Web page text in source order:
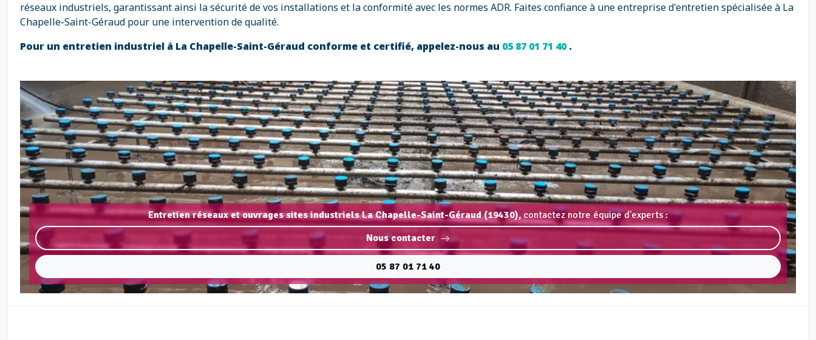
réseaux industriels, garantissant ainsi la sécurité de vos installations et la conformité avec les normes ADR. Faites confiance à une entreprise d'entretien spécialisée à La
Chapelle-Saint-Géraud pour une intervention de qualité.
Pour un entretien industriel à La Chapelle-Saint-Géraud conforme et certifié, appelez-nous au 05 87 01 71 40.
Entretien réseaux et ouvrages sites industriels La Chapelle-Saint-Géraud (19430), contactez notre équipe d'experts :
Nous contacter
05 87 01 71 40